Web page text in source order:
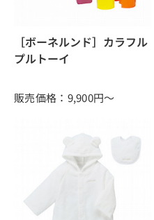
［ボーネルンド］カラフル
プルトーイ
販売価格：9,900円～